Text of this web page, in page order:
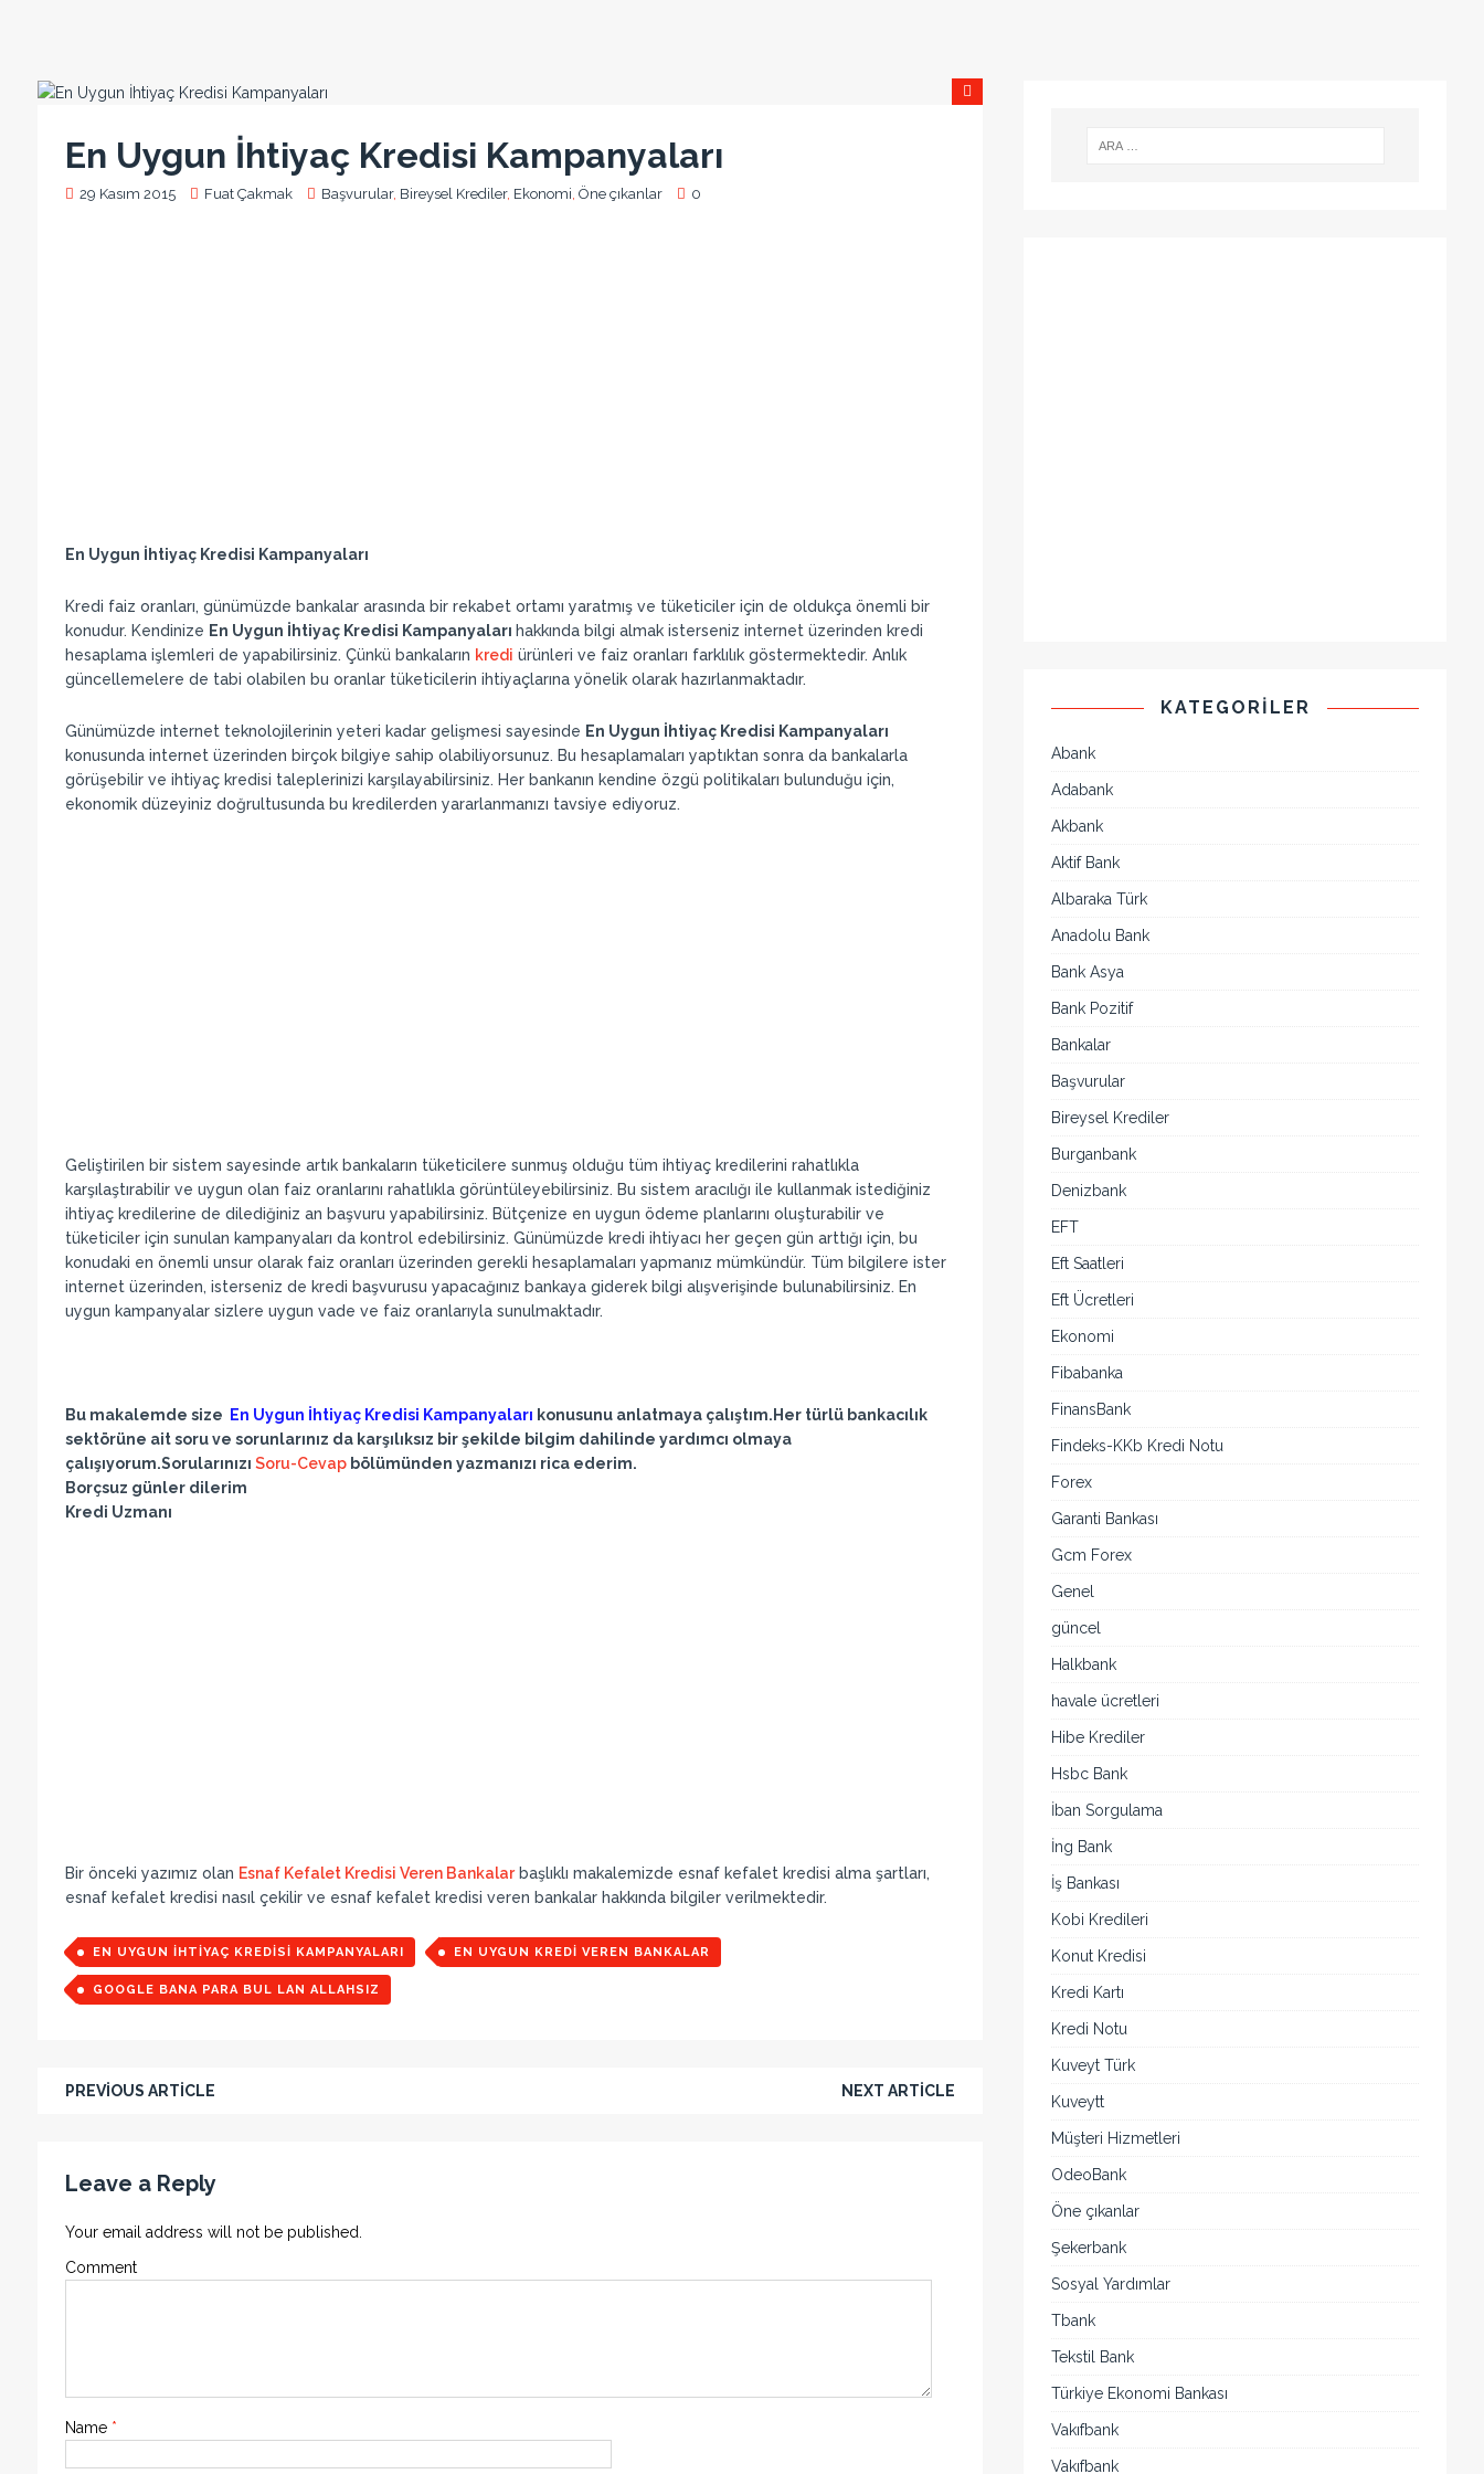
En Uygun İhtiyaç Kredisi Kampanyaları
29 Kasım 2015 Fuat Çakmak Başvurular, Bireysel Krediler, Ekonomi, Öne çıkanlar 0
En Uygun İhtiyaç Kredisi Kampanyaları
Kredi faiz oranları, günümüzde bankalar arasında bir rekabet ortamı yaratmış ve tüketiciler için de oldukça önemli bir
konudur. Kendinize En Uygun İhtiyaç Kredisi Kampanyaları hakkında bilgi almak isterseniz internet üzerinden kredi
hesaplama işlemleri de yapabilirsiniz. Çünkü bankaların kredi ürünleri ve faiz oranları farklılık göstermektedir. Anlık
güncellemelere de tabi olabilen bu oranlar tüketicilerin ihtiyaçlarına yönelik olarak hazırlanmaktadır.
Günümüzde internet teknolojilerinin yeteri kadar gelişmesi sayesinde En Uygun İhtiyaç Kredisi Kampanyaları
konusunda internet üzerinden birçok bilgiye sahip olabiliyorsunuz. Bu hesaplamaları yaptıktan sonra da bankalarla
görüşebilir ve ihtiyaç kredisi taleplerinizi karşılayabilirsiniz. Her bankanın kendine özgü politikaları bulunduğu için,
ekonomik düzeyiniz doğrultusunda bu kredilerden yararlanmanızı tavsiye ediyoruz.
Geliştirilen bir sistem sayesinde artık bankaların tüketicilere sunmuş olduğu tüm ihtiyaç kredilerini rahatlıkla
karşılaştırabilir ve uygun olan faiz oranlarını rahatlıkla görüntüleyebilirsiniz. Bu sistem aracılığı ile kullanmak istediğiniz
ihtiyaç kredilerine de dilediğiniz an başvuru yapabilirsiniz. Bütçenize en uygun ödeme planlarını oluşturabilir ve
tüketiciler için sunulan kampanyaları da kontrol edebilirsiniz. Günümüzde kredi ihtiyacı her geçen gün arttığı için, bu
konudaki en önemli unsur olarak faiz oranları üzerinden gerekli hesaplamaları yapmanız mümkündür. Tüm bilgilere ister
internet üzerinden, isterseniz de kredi başvurusu yapacağınız bankaya giderek bilgi alışverişinde bulunabilirsiniz. En
uygun kampanyalar sizlere uygun vade ve faiz oranlarıyla sunulmaktadır.
Bu makalemde size En Uygun İhtiyaç Kredisi Kampanyaları konusunu anlatmaya çalıştım.Her türlü bankacılık
sektörüne ait soru ve sorunlarınız da karşılıksız bir şekilde bilgim dahilinde yardımcı olmaya
çalışıyorum.Sorularınızı Soru-Cevapbölümünden yazmanızı rica ederim.
Borçsuz günler dilerim
Kredi Uzmanı
Bir önceki yazımız olan Esnaf Kefalet Kredisi Veren Bankalarbaşlıklı makalemizde esnaf kefalet kredisi alma şartları,
esnaf kefalet kredisi nasıl çekilir ve esnaf kefalet kredisi veren bankalar hakkında bilgiler verilmektedir.
EN UYGUN İHTIYAÇ KREDISI KAMPANYALARI EN UYGUN KREDI VEREN BANKALAR
GOOGLE BANA PARA BUL LAN ALLAHSIZ
PREVIOUS ARTICLE NEXT ARTICLE
Leave a Reply
Your email address will not be published.
Comment
Name *
KATEGORILER
Abank
Adabank
Akbank
Aktif Bank
Albaraka Türk
Anadolu Bank
Bank Asya
Bank Pozitif
Bankalar
Başvurular
Bireysel Krediler
Burganbank
Denizbank
EFT
Eft Saatleri
Eft Ücretleri
Ekonomi
Fibabanka
FinansBank
Findeks-KKb Kredi Notu
Forex
Garanti Bankası
Gcm Forex
Genel
güncel
Halkbank
havale ücretleri
Hibe Krediler
Hsbc Bank
İban Sorgulama
İng Bank
İş Bankası
Kobi Kredileri
Konut Kredisi
Kredi Kartı
Kredi Notu
Kuveyt Türk
Kuveytt
Müşteri Hizmetleri
OdeoBank
Öne çıkanlar
Şekerbank
Sosyal Yardımlar
Tbank
Tekstil Bank
Türkiye Ekonomi Bankası
Vakıfbank
Vakıfbank